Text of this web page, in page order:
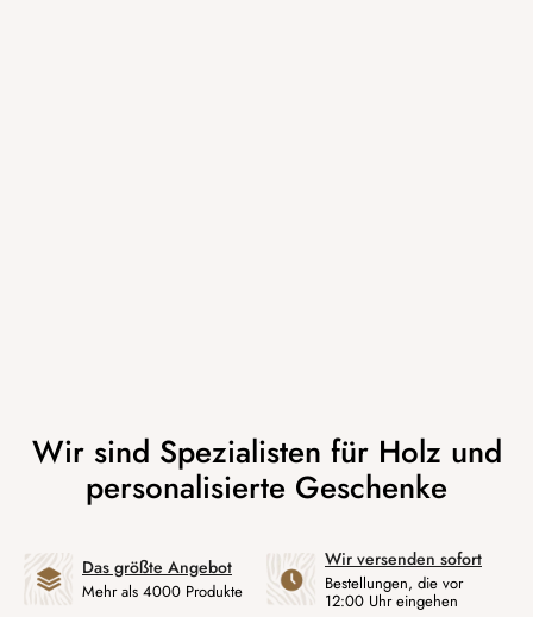
Das größte Angebot
Mehr als 4000 Produkte
Wir versenden sofort
Bestellungen, die vor
12:00 Uhr eingehen